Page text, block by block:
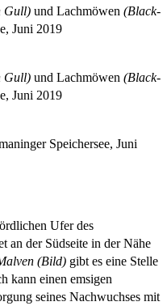
Gull) und Lachmöwen (Black-
Juni 2019
Gull) und Lachmöwen (Black-
Juni 2019
Speichersee, Juni
Ufer des
an der Südseite in der Nähe
(Bild) gibt es eine Stelle
kann einen emsigen
seines Nachwuchses mit